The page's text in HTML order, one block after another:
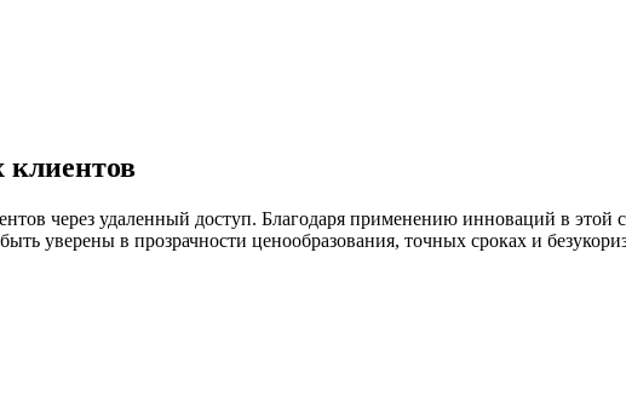
через удаленный доступ. Благодаря применению инноваций в
уверены в прозрачности ценообразования, точных сроках и